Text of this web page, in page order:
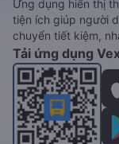
Ứng dụng hiển thị
tiện ích giúp người
chuyển tiết kiệm,
Tải ứng dụng